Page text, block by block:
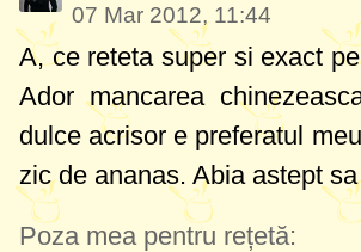
07 Mar 2012, 11:44
A, ce reteta super si exact
Ador mancarea
dulce acrisor e preferatul
zic de ananas. Abia astept
Poza mea pentru rețetă: